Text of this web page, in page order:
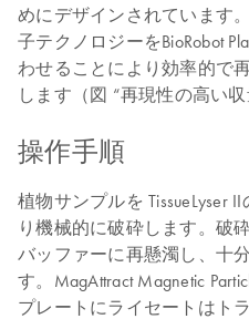
めにデザインされています
子テクノロジーをBioRobot
わせることにより効率的で
します（図 “再現性の高い収
操作手順
植物サンプルを TissueLyser
り機械的に破砕します。破
バッファーに再懸濁し、十
す。MagAttract Magnetic
プレートにライセートはト